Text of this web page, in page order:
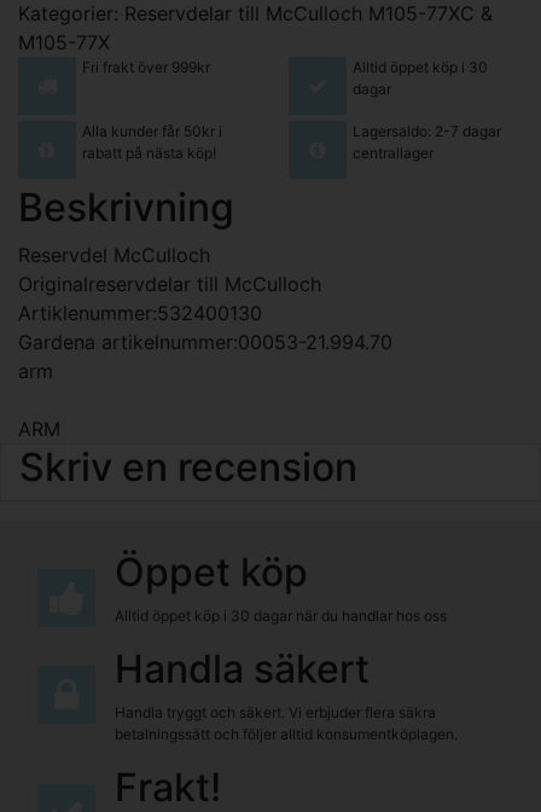
Kategorier: Reservdelar till McCulloch M105-77XC &
M105-77X
Fri frakt över 999kr
Alltid öppet köp i 30
dagar
Alla kunder får 50kr i
rabatt på nästa köp!
Lagersaldo: 2-7 dagar
centrallager
Beskrivning
Reservdel McCulloch
Originalreservdelar till McCulloch
Artiklenummer:532400130
Gardena artikelnummer:00053-21.994.70
arm
ARM
Skriv en recension
Öppet köp
Alltid öppet köp i 30 dagar när du handlar hos oss
Handla säkert
Handla tryggt och säkert. Vi erbjuder flera säkra
betalningssätt och följer alltid konsumentköplagen.
Frakt!